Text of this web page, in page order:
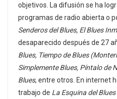
objetivos. La difusión se ha
programas de radio abierta o
Senderos del Blues, El Blues
desaparecido después de 27
Blues, Tiempo de Blues
Simplemente Blues, Píntalo de
Blues, entre otros. En internet
trabajo de La Esquina del